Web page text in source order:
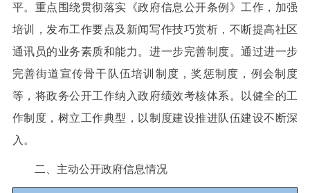
平。重点围绕贯彻落实《政府信息公开条例》工作，加强
培训，发布工作要点及新闻写作技巧赏析，不断提高社区
通讯员的业务素质和能力。进一步完善制度。通过进一步
完善街道宣传骨干队伍培训制度，奖惩制度，例会制度
等，将政务公开工作纳入政府绩效考核体系。以健全的工
作制度，树立工作典型，以制度建设推进队伍建设不断深
入。
二、主动公开政府信息情况